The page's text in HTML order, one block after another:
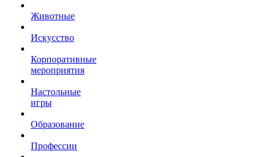
Животные
Искусство
Корпоративные
мероприятия
Настольные
игры
Образование
Профессии